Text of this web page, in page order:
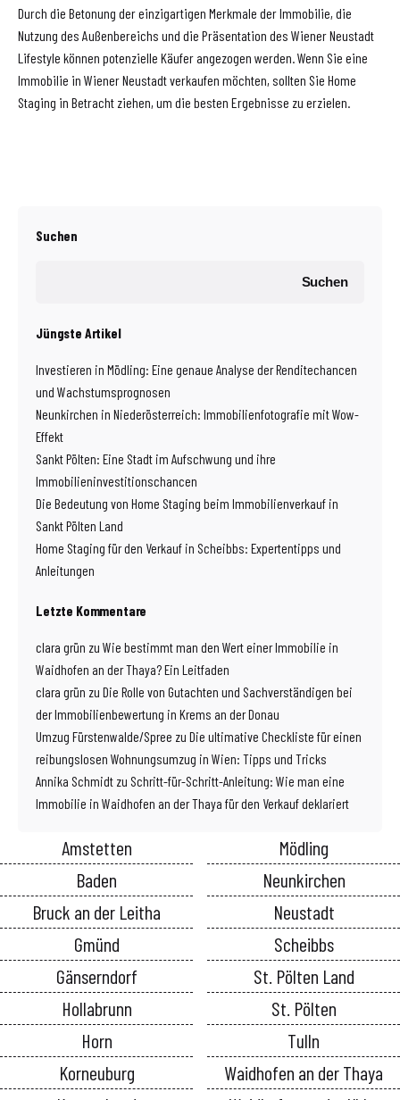
Durch die Betonung der einzigartigen Merkmale der Immobilie, die
Nutzung des Außenbereichs und die Präsentation des Wiener Neustadt
Lifestyle können potenzielle Käufer angezogen werden. Wenn Sie eine
Immobilie in Wiener Neustadt verkaufen möchten, sollten Sie Home
Staging in Betracht ziehen, um die besten Ergebnisse zu erzielen.
Suchen
Suchen
Jüngste Artikel
Investieren in Mödling: Eine genaue Analyse der Renditechancen
und Wachstumsprognosen
Neunkirchen in Niederösterreich: Immobilienfotografie mit Wow-
Effekt
Sankt Pölten: Eine Stadt im Aufschwung und ihre
Immobilieninvestitionschancen
Die Bedeutung von Home Staging beim Immobilienverkauf in
Sankt Pölten Land
Home Staging für den Verkauf in Scheibbs: Expertentipps und
Anleitungen
Letzte Kommentare
clara grün zu Wie bestimmt man den Wert einer Immobilie in
Waidhofen an der Thaya? Ein Leitfaden
clara grün zu Die Rolle von Gutachten und Sachverständigen bei
der Immobilienbewertung in Krems an der Donau
Umzug Fürstenwalde/Spree zu Die ultimative Checkliste für einen
reibungslosen Wohnungsumzug in Wien: Tipps und Tricks
Annika Schmidt zu Schritt-für-Schritt-Anleitung: Wie man eine
Immobilie in Waidhofen an der Thaya für den Verkauf deklariert
Amstetten
Baden
Bruck an der Leitha
Gmünd
Gänserndorf
Hollabrunn
Horn
Korneuburg
Mödling
Neunkirchen
Neustadt
Scheibbs
St. Pölten Land
St. Pölten
Tulln
Waidhofen an der Thaya